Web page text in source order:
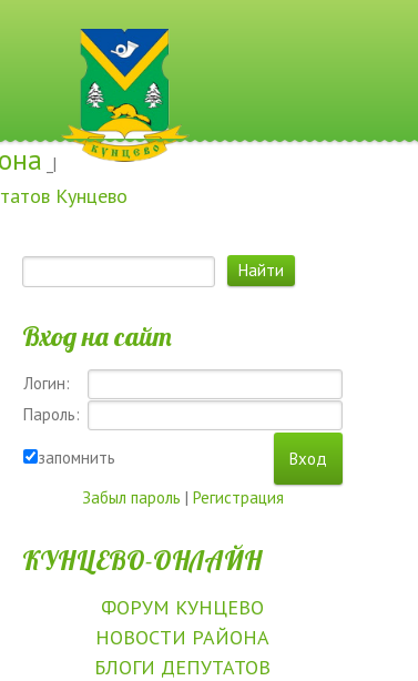
_|
Кунцево
Вход на сайт
Логин:
Пароль:
запомнить
Забыл пароль | Регистрация
КУНЦЕВО-ОНЛАЙН
ФОРУМ КУНЦЕВО
НОВОСТИ РАЙОНА
БЛОГИ ДЕПУТАТОВ